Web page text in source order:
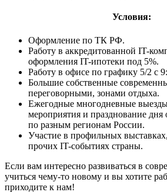
Условия:
Оформление по ТК РФ.
Работу в аккредитованной IT-
оформления IT-ипотеки под 5%.
Работу в офисе по графику 5/2 с
Большие собственные
переговорными, зонами отдыха.
Ежегодные многодневные
мероприятия и празднование
по разным регионам России.
Участие в профильных
прочих IT-событиях страны.
Если вам интересно развиваться в
учиться чему-то новому и вы хотите
приходите к нам!